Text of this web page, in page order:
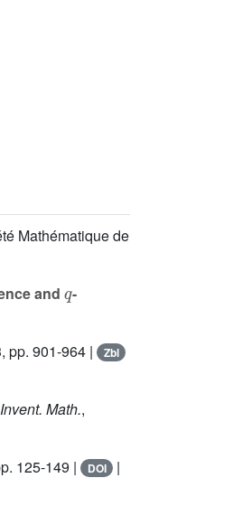
Mathématique de
and -
pp. 901-964 | Zbl
Math.,
125-149 | DOI |